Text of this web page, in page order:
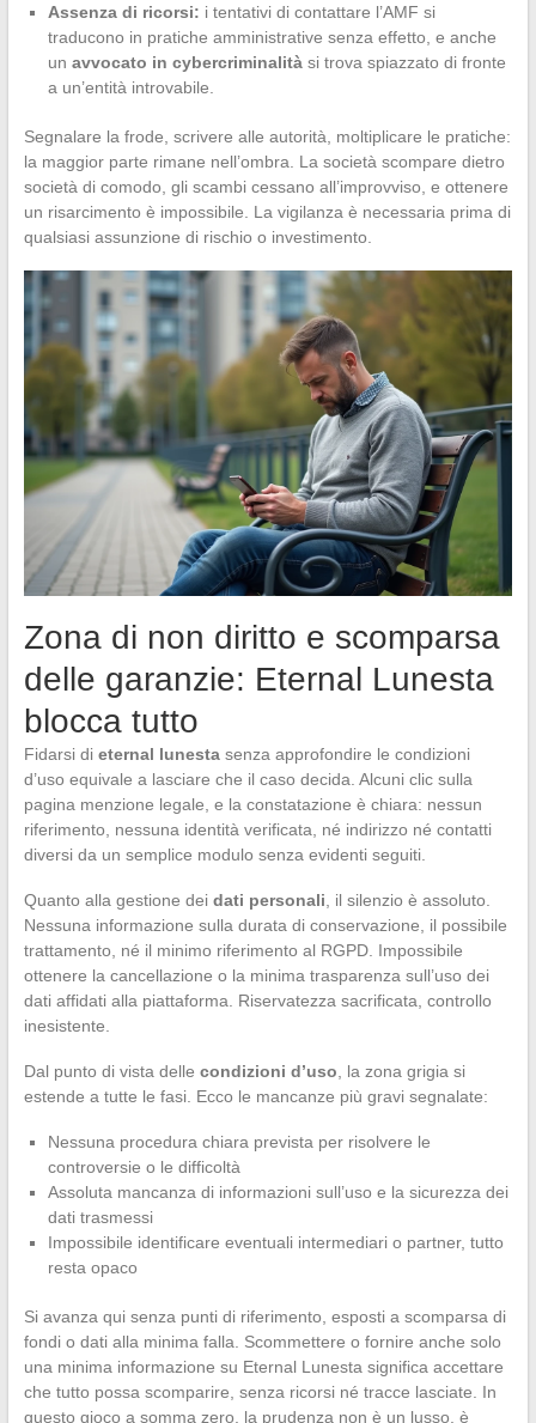
Assenza di ricorsi: i tentativi di contattare l’AMF si
traducono in pratiche amministrative senza effetto, e anche
un avvocato in cybercriminalitàsi trova spiazzato di fronte
a un’entità introvabile.
Segnalare la frode, scrivere alle autorità, moltiplicare le pratiche:
la maggior parte rimane nell’ombra. La società scompare dietro
società di comodo, gli scambi cessano all’improvviso, e ottenere
un risarcimento è impossibile. La vigilanza è necessaria prima di
qualsiasi assunzione di rischio o investimento.
Zona di non diritto e scomparsa
delle garanzie: Eternal Lunesta
blocca tutto
Fidarsi di eternal lunestasenza approfondire le condizioni
d’uso equivale a lasciare che il caso decida. Alcuni clic sulla
pagina menzione legale, e la constatazione è chiara: nessun
riferimento, nessuna identità verificata, né indirizzo né contatti
diversi da un semplice modulo senza evidenti seguiti.
Quanto alla gestione dei dati personali , il silenzio è assoluto.
Nessuna informazione sulla durata di conservazione, il possibile
trattamento, né il minimo riferimento al RGPD. Impossibile
ottenere la cancellazione o la minima trasparenza sull’uso dei
dati affidati alla piattaforma. Riservatezza sacrificata, controllo
inesistente.
Dal punto di vista delle condizioni d’uso , la zona grigia si
estende a tutte le fasi. Ecco le mancanze più gravi segnalate:
Nessuna procedura chiara prevista per risolvere le
controversie o le difficoltà
Assoluta mancanza di informazioni sull’uso e la sicurezza dei
dati trasmessi
Impossibile identificare eventuali intermediari o partner, tutto
resta opaco
Si avanza qui senza punti di riferimento, esposti a scomparsa di
fondi o dati alla minima falla. Scommettere o fornire anche solo
una minima informazione su Eternal Lunesta significa accettare
che tutto possa scomparire, senza ricorsi né tracce lasciate. In
questo gioco a somma zero, la prudenza non è un lusso, è